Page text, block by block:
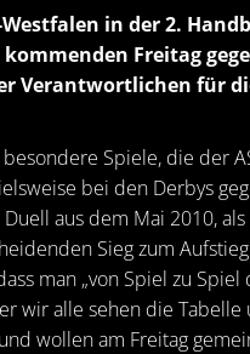
in der 2.
Freitag
Verantwortlichen für
Spiele, die der
bei den Derbys
aus dem Mai 2010,
Sieg zum
man „von Spiel zu Spiel
wir alle sehen die
wollen am Freitag